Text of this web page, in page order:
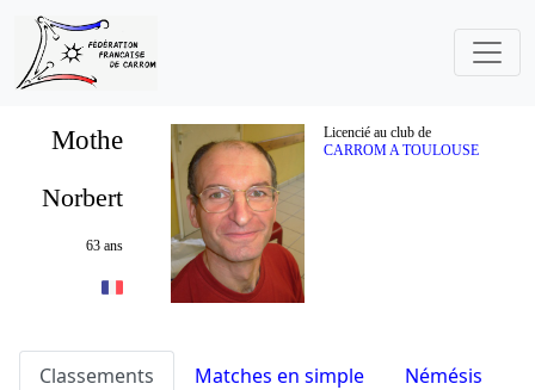
Mothe
Licencié au club de
CARROM A TOULOUSE
Norbert
63 ans
Classements Matches en simple Némésis